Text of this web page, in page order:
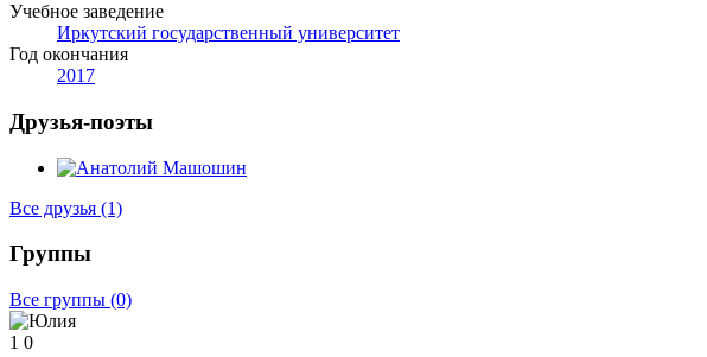
Учебное заведение
Иркутский государственный университет
Год окончания
2017
Друзья-поэты
Все друзья (1)
Группы
Все группы (0)
1 0